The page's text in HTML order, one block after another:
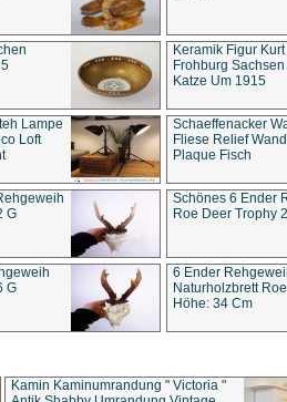
Keramik Figur
Frohburg
Katze Um 1915
Lampe
Loft
Schaeffenacker
Fliese Relief
Plaque Fisch
G
Schönes 6 Ender
Roe Deer Trophy
G
6 Ender
Naturholzbrett
Höhe: 34 Cm
Kamin Kaminumrandung " Victoria "